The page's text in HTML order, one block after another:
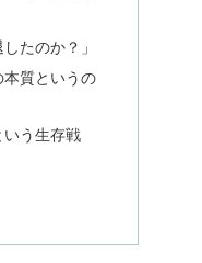
たのか？」
本質というの
いう生存戦